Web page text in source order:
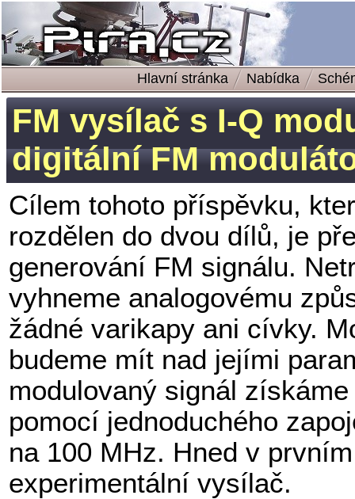
Hlavní stránka Nabídka
FM vysílač s I-Q
digitální FM
Cílem tohoto příspěvku,
rozdělen do dvou dílů, je
generování FM signálu.
vyhneme analogovému
žádné varikapy ani cívky.
budeme mít nad jejími
modulovaný signál
pomocí jednoduchého
na 100 MHz. Hned v
experimentální vysílač.